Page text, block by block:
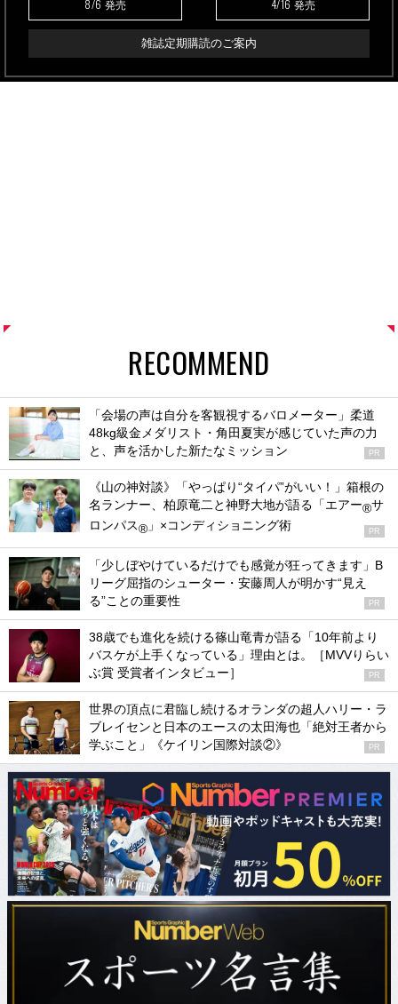
8/6 発売 4/16 発売
雑誌定期購読のご案内
RECOMMEND
「会場の声は自分を客観視するバロメーター」柔道
48kg級金メダリスト・角田夏実が感じていた声の力
と、声を活かした新たなミッション
PR
《山の神対談》「やっぱり“タイパ”がいい！」箱根の
名ランナー、柏原竜二と神野大地が語る「エアー®サ
ロンパス® 」×コンディショニング術 PR
「少しぼやけているだけでも感覚が狂ってきます」B
リーグ屈指のシューター・安藤周人が明かす“見え
る”ことの重要性
PR
38歳でも進化を続ける篠山竜青が語る「10年前より
バスケが上手くなっている」理由とは。［MVVりらい
ぶ賞 受賞者インタビュー］
PR
世界の頂点に君臨し続けるオランダの超人ハリー・ラ
ブレイセンと日本のエースの太田海也「絶対王者から
学ぶこと」《ケイリン国際対談②》
PR